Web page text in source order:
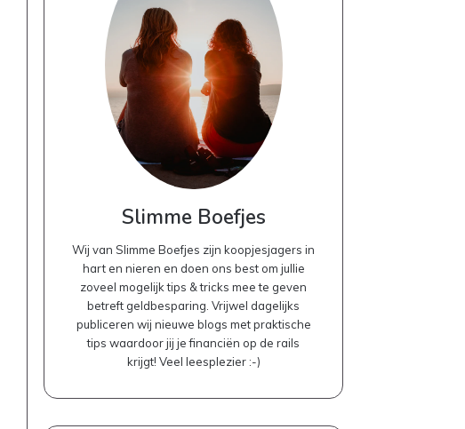
Slimme Boefjes
Wij van Slimme Boefjes zijn koopjesjagers in
hart en nieren en doen ons best om jullie
zoveel mogelijk tips & tricks mee te geven
betreft geldbesparing. Vrijwel dagelijks
publiceren wij nieuwe blogs met praktische
tips waardoor jij je financiën op de rails
krijgt! Veel leesplezier :-)